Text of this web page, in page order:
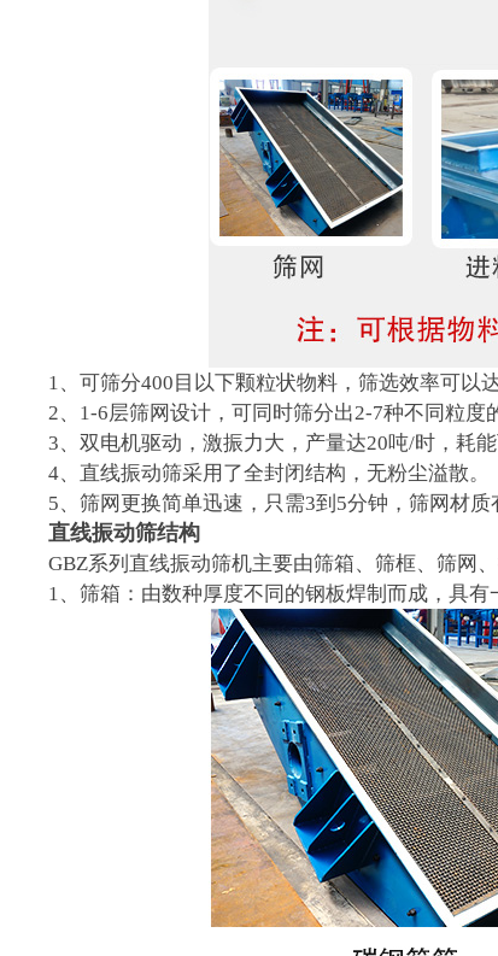
1、可筛分400目以下颗粒状物料，筛选效率可以
2、1-6层筛网设计，可同时筛分出2-7种不同粒度
3、双电机驱动，激振力大，产量达20吨/时，耗能
4、直线振动筛采用了全封闭结构，无粉尘溢散。
5、筛网更换简单迅速，只需3到5分钟，筛网材质
直线振动筛结构
GBZ系列直线振动筛机主要由筛箱、筛框、筛网
1、筛箱：由数种厚度不同的钢板焊制而成，具